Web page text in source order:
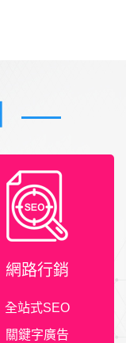
網路行銷
全站式SEO
關鍵字廣告